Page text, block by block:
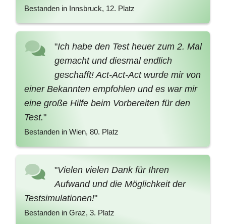
Bestanden in Innsbruck, 12. Platz
"Ich habe den Test heuer zum 2. Mal
gemacht und diesmal endlich
geschafft! Act-Act-Act wurde mir von
einer Bekannten empfohlen und es war mir
eine große Hilfe beim Vorbereiten für den
Test."
Bestanden in Wien, 80. Platz
"Vielen vielen Dank für Ihren
Aufwand und die Möglichkeit der
Testsimulationen!"
Bestanden in Graz, 3. Platz